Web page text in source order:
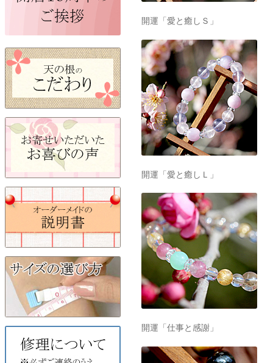
開運「愛と癒しＳ」
開運「愛と癒しＬ」
開運「仕事と感謝」